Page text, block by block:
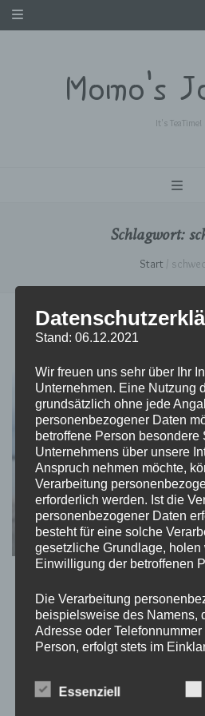
Momo's
It's TeaTime!
Schlagwort:
Start /
Kämpferin von
von Momo aktualisiert am
Erlebnisse hinterlassen immer
Stand: 06.12.2021
Wir freuen uns sehr über Ihr
Unternehmen. Eine Nutzung
grundsätzlich ohne jede
personenbezogener Daten
betroffene Person besondere
Unternehmens über unsere
Anspruch nehmen möchte,
Verarbeitung
erforderlich werden. Ist die
personenbezogener Daten
besteht für eine solche
gesetzliche Grundlage,
Einwilligung der betroffenen
Die Verarbeitung
beispielsweise des Namens,
Adresse oder
Person, erfolgt stets im
Übereinstimmung mit den für
landesspezifischen
Essenziell